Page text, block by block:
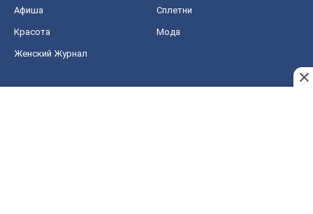
Афиша Сплетни
Красота Мода
Женский Журнал